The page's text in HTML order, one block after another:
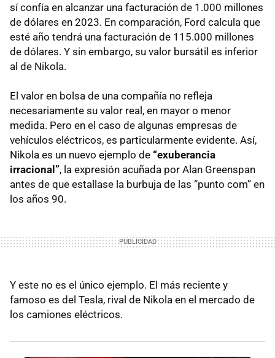
sí confía en alcanzar una facturación de 1.000 millones
de dólares en 2023. En comparación, Ford calcula que
esté año tendrá una facturación de 115.000 millones
de dólares. Y sin embargo, su valor bursátil es inferior
al de Nikola.
El valor en bolsa de una compañía no refleja
necesariamente su valor real, en mayor o menor
medida. Pero en el caso de algunas empresas de
vehículos eléctricos, es particularmente evidente. Así,
Nikola es un nuevo ejemplo de “exuberancia
irracional”, la expresión acuñada por Alan Greenspan
antes de que estallase la burbuja de las “punto com” en
los años 90.
Y este no es el único ejemplo. El más reciente y
famoso es del Tesla, rival de Nikola en el mercado de
los camiones eléctricos.